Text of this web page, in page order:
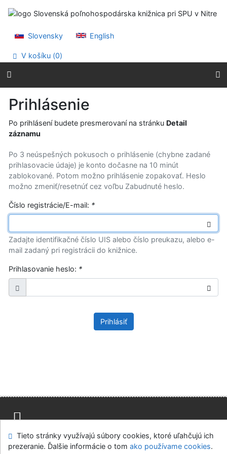
Prejsť na menu
Slovensky
English
V košíku (0)
Prihlásenie
Po prihlásení budete presmerovaní na stránku Detail
záznamu
Po 3 neúspešných pokusoch o prihlásenie (chybne zadané
prihlasovacie údaje) je konto dočasne na 10 minút
zablokované. Potom možno prihlásenie zopakovať. Heslo
možno zmeniť/resetnúť cez voľbu Zabudnuté heslo.
Číslo registrácie/E-mail: *
Zadajte identifikačné číslo UIS alebo číslo preukazu, alebo e-
mail zadaný pri registrácii do knižnice.
Prihlasovanie heslo: *
Prihlásiť
Mapa stránok Prístupnosť
Súkromie
Modul OpenSearch
Napíšte nám Nastavenie cookies
Tieto stránky využívajú súbory cookies, ktoré uľahčujú ich
prezeranie. Ďalšie informácie o tom ako používame cookies.